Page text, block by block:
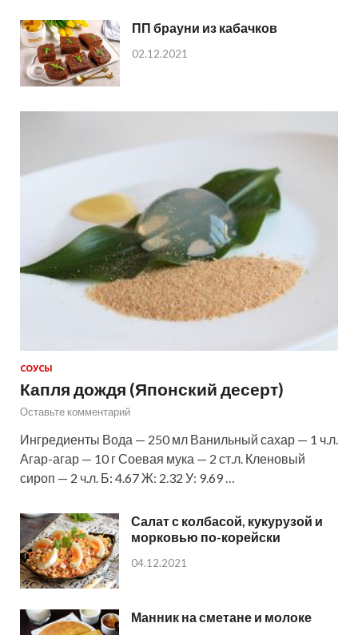
ПП брауни из кабачков
02.12.2021
СОУСЫ
Капля дождя (Японский десерт)
Оставьте комментарий
Ингредиенты Вода — 250 мл Ванильный сахар — 1 ч.л.
Агар-агар — 10 г Соевая мука — 2 ст.л. Кленовый
сироп — 2 ч.л. Б: 4.67 Ж: 2.32 У: 9.69 …
Салат с колбасой, кукурузой и
морковью по-корейски
04.12.2021
Манник на сметане и молоке